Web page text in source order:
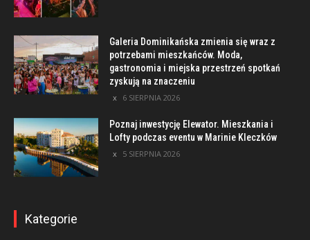
Galeria Dominikańska zmienia się wraz z
potrzebami mieszkańców. Moda,
gastronomia i miejska przestrzeń spotkań
zyskują na znaczeniu
6 SIERPNIA 2026
Poznaj inwestycję Elewator. Mieszkania i
Lofty podczas eventu w Marinie Kleczków
5 SIERPNIA 2026
Kategorie